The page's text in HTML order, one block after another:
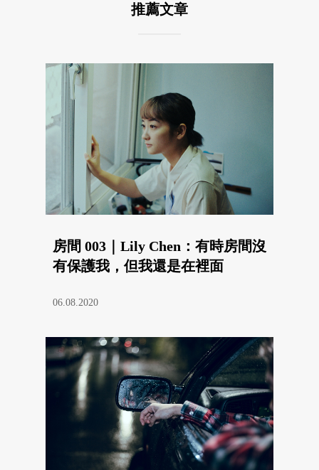
推薦文章
房間 003｜Lily Chen：有時房間沒
有保護我，但我還是在裡面
06.08.2020